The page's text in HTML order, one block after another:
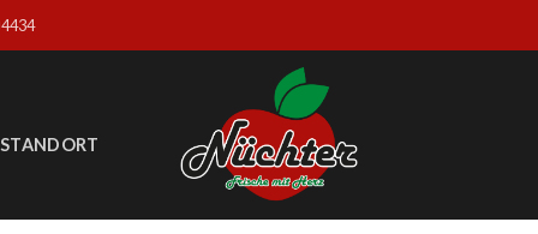
STANDORT